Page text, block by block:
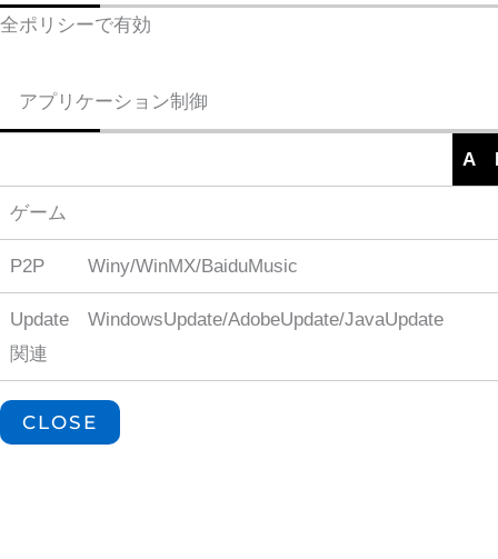
全ポリシーで有効
アプリケーション制御
A
ゲーム
P2P Winy/WinMX/BaiduMusic
Update
関連
WindowsUpdate/AdobeUpdate/JavaUpdate
CLOSE